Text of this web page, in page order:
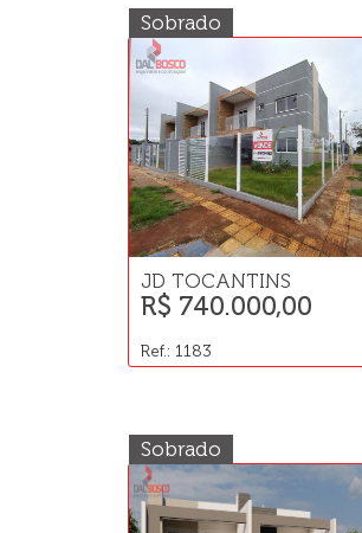
Sobrado
JD TOCANTINS
R$ 740.000,00
Ref.: 1183
Sobrado